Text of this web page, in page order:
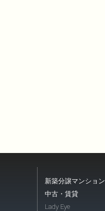
新築分譲マンション
中古・賃貸
Lady Eye